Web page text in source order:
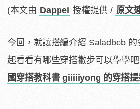
(本文由 Dappei 授權提供 / 原文
今回，就讓搭編介紹 Saladbob
起看看有哪些穿搭撇步可以學學吧
國穿搭教科書 giiiiiyong 的穿搭